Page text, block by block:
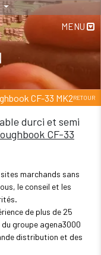
MENU
CF-33 MK2RETOUR
durci et semi
CF-33
marchands sans
le conseil et les
de plus de 25
groupe agena3000
distribution et des